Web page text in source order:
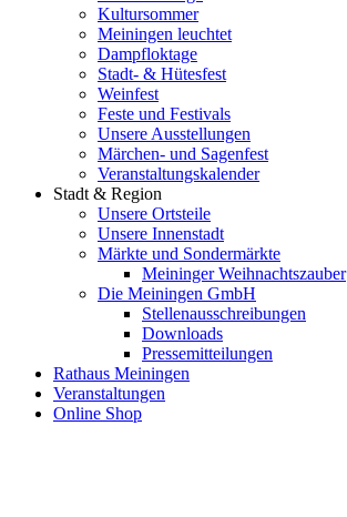
Kultursommer
Meiningen leuchtet
Dampfloktage
Stadt- & Hütesfest
Weinfest
Feste und Festivals
Unsere Ausstellungen
Märchen- und Sagenfest
Veranstaltungskalender
Stadt & Region
Unsere Ortsteile
Unsere Innenstadt
Märkte und Sondermärkte
Meininger Weihnachtszauber
Die Meiningen GmbH
Stellenausschreibungen
Downloads
Pressemitteilungen
Rathaus Meiningen
Veranstaltungen
Online Shop